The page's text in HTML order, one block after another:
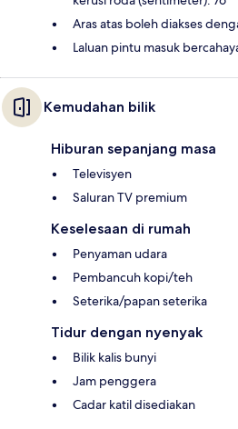
Aras atas boleh diakses
Laluan pintu masuk
Kemudahan bilik
Hiburan sepanjang masa
Televisyen
Saluran TV premium
Keselesaan di rumah
Penyaman udara
Pembancuh kopi/teh
Seterika/papan seterika
Tidur dengan nyenyak
Bilik kalis bunyi
Jam penggera
Cadar katil disediakan